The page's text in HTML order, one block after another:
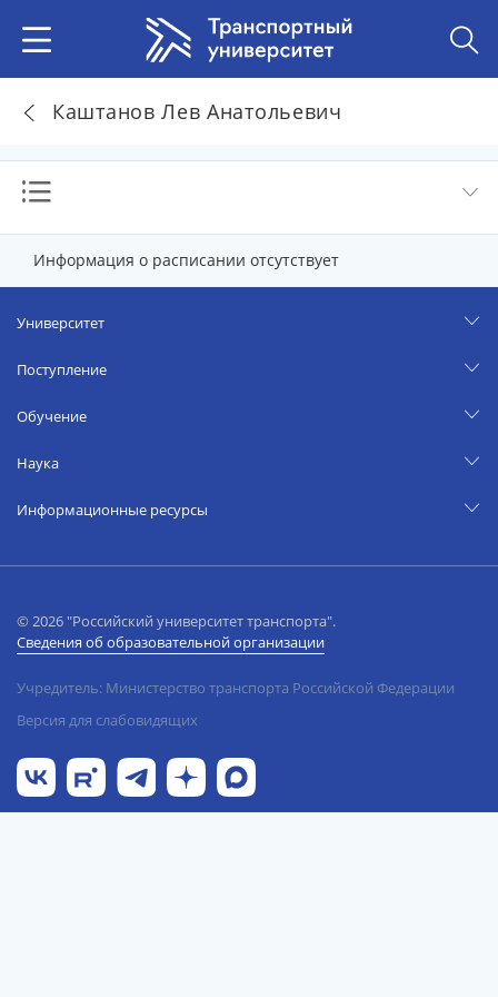
Каштанов Лев Анатольевич
Информация о расписании отсутствует
Университет
Поступление
Обучение
Наука
Информационные ресурсы
© 2026 "Российский университет транспорта".
Сведения об образовательной организации
Учредитель: Министерство транспорта Российской Федерации
Версия для слабовидящих